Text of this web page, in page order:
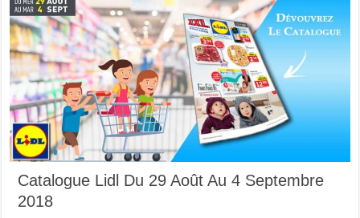
Catalogue Lidl Du 29 Août Au 4 Septembre
2018